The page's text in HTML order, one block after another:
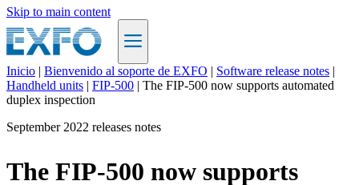
Skip to main content
ES
Soluciones
Servicios
Inicio | Bienvenido al soporte de EXFO | Software release notes |
Handheld units | FIP-500 | The FIP-500 now supports automated
duplex inspection
September 2022 releases notes
The FIP-500 now supports